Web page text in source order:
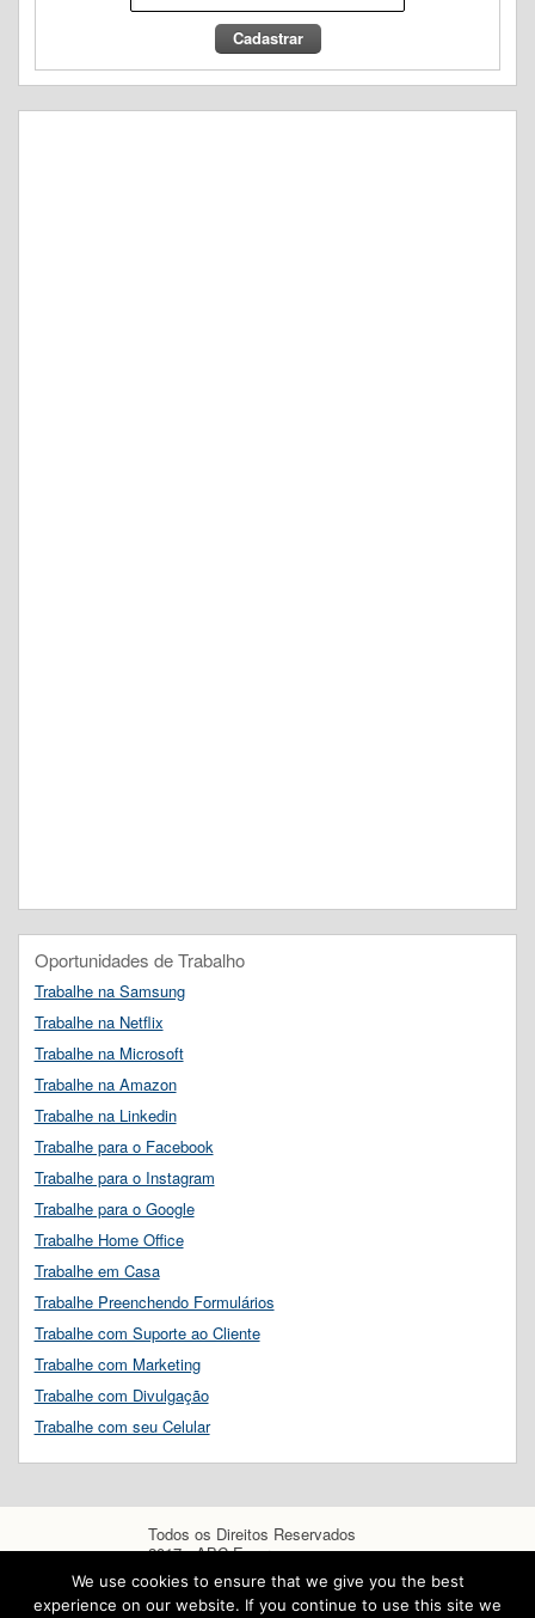
Oportunidades de Trabalho
Trabalhe na Samsung
Trabalhe na Netflix
Trabalhe na Microsoft
Trabalhe na Amazon
Trabalhe na Linkedin
Trabalhe para o Facebook
Trabalhe para o Instagram
Trabalhe para o Google
Trabalhe Home Office
Trabalhe em Casa
Trabalhe Preenchendo Formulários
Trabalhe com Suporte ao Cliente
Trabalhe com Marketing
Trabalhe com Divulgação
Trabalhe com seu Celular
Todos os Direitos Reservados
2017 - ABC Empregos
We use cookies to ensure that we give you the best
experience on our website. If you continue to use this site we